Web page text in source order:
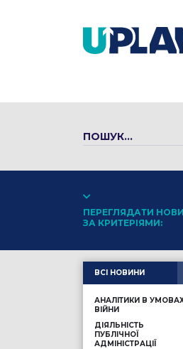
ПЕРЕГЛЯДАТИ
ЗА КРИТЕРІЯМИ:
ВСІ НОВИНИ
АНАЛІТИКИ В
ВІЙНИ
ДІЯЛЬНІСТЬ
ПУБЛІЧНОЇ
АДМІНІСТРАЦІЇ